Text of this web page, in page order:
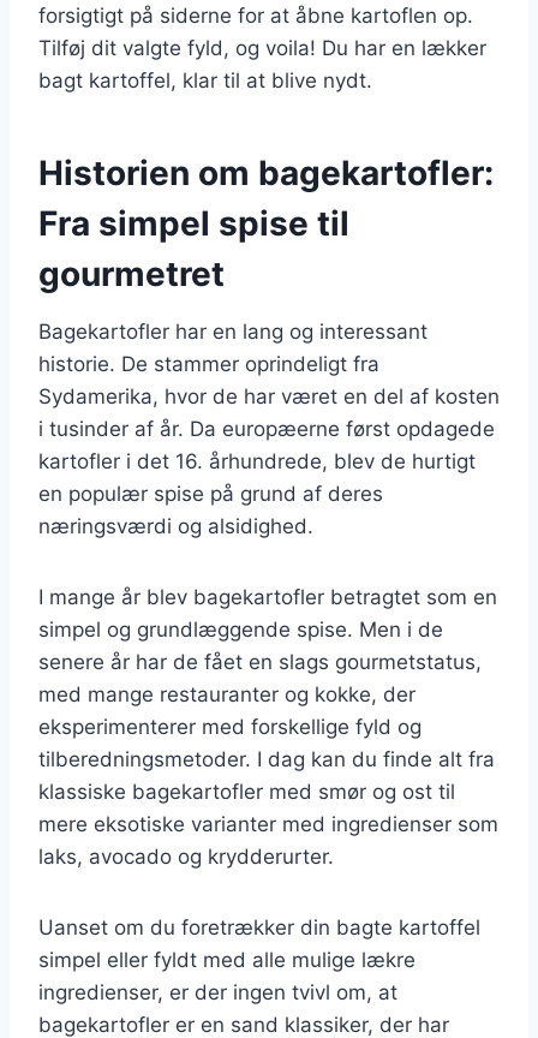
forsigtigt på siderne for at åbne kartoflen op.
Tilføj dit valgte fyld, og voila! Du har en lækker
bagt kartoffel, klar til at blive nydt.
Historien om bagekartofler:
Fra simpel spise til
gourmetret
Bagekartofler har en lang og interessant
historie. De stammer oprindeligt fra
Sydamerika, hvor de har været en del af kosten
i tusinder af år. Da europæerne først opdagede
kartofler i det 16. århundrede, blev de hurtigt
en populær spise på grund af deres
næringsværdi og alsidighed.
I mange år blev bagekartofler betragtet som en
simpel og grundlæggende spise. Men i de
senere år har de fået en slags gourmetstatus,
med mange restauranter og kokke, der
eksperimenterer med forskellige fyld og
tilberedningsmetoder. I dag kan du finde alt fra
klassiske bagekartofler med smør og ost til
mere eksotiske varianter med ingredienser som
laks, avocado og krydderurter.
Uanset om du foretrækker din bagte kartoffel
simpel eller fyldt med alle mulige lækre
ingredienser, er der ingen tvivl om, at
bagekartofler er en sand klassiker, der har